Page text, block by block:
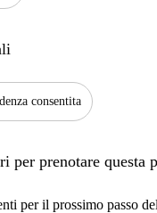
consentita
per prenotare questa
per il prossimo passo